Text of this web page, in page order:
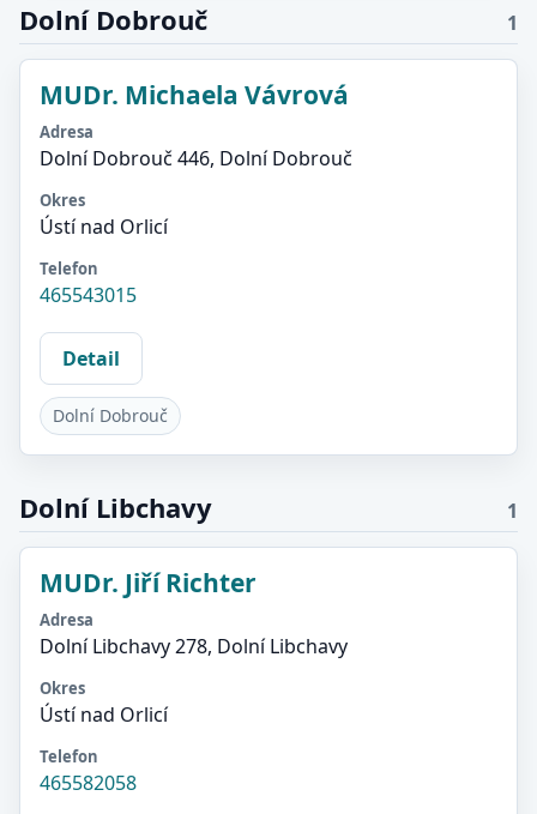
Dolní Dobrouč 1
MUDr. Michaela Vávrová
Adresa
Dolní Dobrouč 446, Dolní Dobrouč
Okres
Ústí nad Orlicí
Telefon
465543015
Detail
Dolní Dobrouč
Dolní Libchavy 1
MUDr. Jiří Richter
Adresa
Dolní Libchavy 278, Dolní Libchavy
Okres
Ústí nad Orlicí
Telefon
465582058